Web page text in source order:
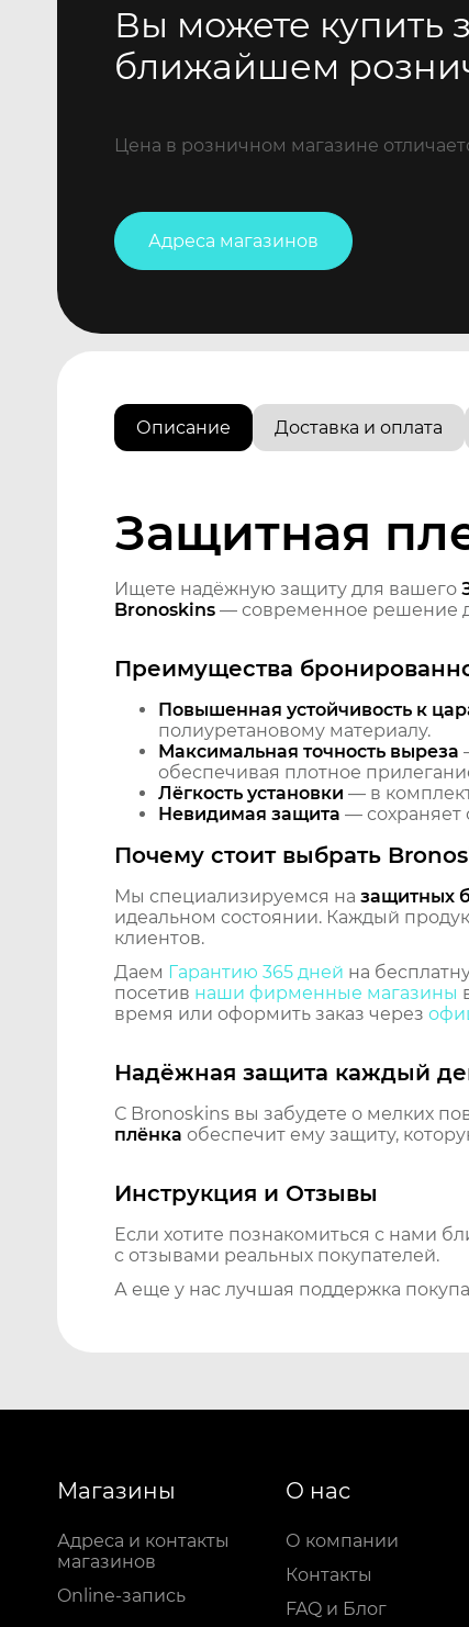
Вы можете купить
ближайшем
Цена в розничном магазине
Адреса магазинов
Описание Доставка и оплата
Защитная
Ищете надёжную защиту для вашего
Bronoskins — современное решение
Преимущества
Повышенная устойчивость к
полиуретановому материалу.
Максимальная точность выреза
обеспечивая плотное
Лёгкость установки — в
Невидимая защита — сохраняет
Почему стоит выбрать
Мы специализируемся на защитных
идеальном состоянии. Каждый
клиентов.
Даем Гарантию 365 дней на
посетив наши фирменные магазины
время или оформить заказ через
Надёжная защита каждый
С Bronoskins вы забудете о мелких
плёнка обеспечит ему защиту,
Инструкция и Отзывы
Если хотите познакомиться с нами
с отзывами реальных покупателей.
А еще у нас лучшая поддержка
Магазины
Адреса и контакты
магазинов
Online-запись
О нас
О компании
Контакты
FAQ и Блог